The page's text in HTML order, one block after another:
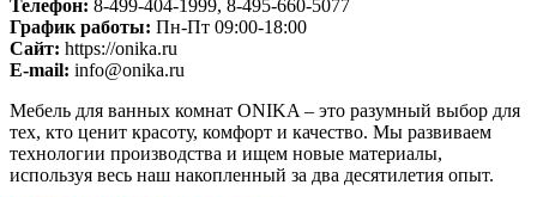
Телефон: 8-499-404-1999, 8-495-660-5077
График работы: Пн-Пт 09:00-18:00
Cайт: https://onika.ru
E-mail: info@onika.ru
Мебель для ванных комнат ONIKA – это разумный выбор для
тех, кто ценит красоту, комфорт и качество. Мы развиваем
технологии производства и ищем новые материалы,
используя весь наш накопленный за два десятилетия опыт.